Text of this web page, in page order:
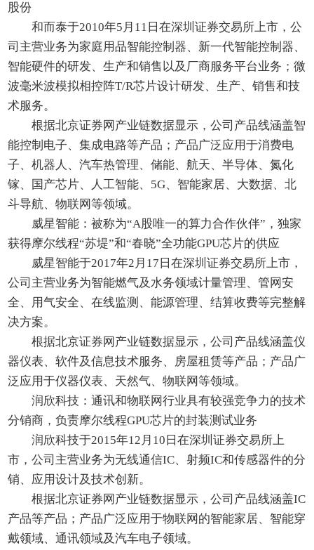
股份
和而泰于2010年5月11日在深圳证券交易所上市，公
司主营业务为家庭用品智能控制器、新一代智能控制器、
智能硬件的研发、生产和销售以及厂商服务平台业务；微
波毫米波模拟相控阵T/R芯片设计研发、生产、销售和技
术服务。
根据北京证券网产业链数据显示，公司产品线涵盖智
能控制电子、集成电路等产品；产品广泛应用于消费电
子、机器人、汽车热管理、储能、航天、半导体、氮化
镓、国产芯片、人工智能、5G、智能家居、大数据、北
斗导航、物联网等领域。
威星智能：被称为“A股唯一的算力合作伙伴”，独家
获得摩尔线程“苏堤”和“春晓”全功能GPU芯片的供应
威星智能于2017年2月17日在深圳证券交易所上市，
公司主营业务为智能燃气及水务领域计量管理、管网安
全、用气安全、在线监测、能源管理、结算收费等完整解
决方案。
根据北京证券网产业链数据显示，公司产品线涵盖仪
器仪表、软件及信息技术服务、房屋租赁等产品；产品广
泛应用于仪器仪表、天然气、物联网等领域。
润欣科技：通讯和物联网行业具有较强竞争力的技术
分销商，负责摩尔线程GPU芯片的封装测试业务
润欣科技于2015年12月10日在深圳证券交易所上
市，公司主营业务为无线通信IC、射频IC和传感器件的分
销、应用设计及技术创新。
根据北京证券网产业链数据显示，公司产品线涵盖IC
产品等产品；产品广泛应用于物联网的智能家居、智能穿
戴领域、通讯领域及汽车电子领域。